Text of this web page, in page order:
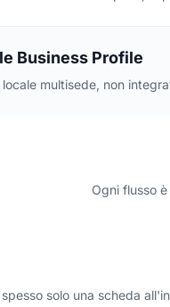
Business Profile
multisede, non
Ogni flusso
spesso solo una scheda